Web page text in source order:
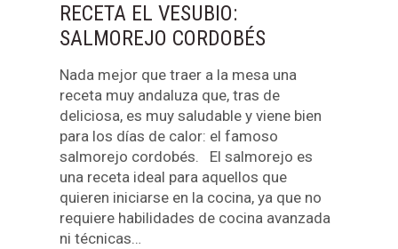
RECETA EL VESUBIO:
SALMOREJO CORDOBÉS
Nada mejor que traer a la mesa una
receta muy andaluza que, tras de
deliciosa, es muy saludable y viene bien
para los días de calor: el famoso
salmorejo cordobés. El salmorejo es
una receta ideal para aquellos que
quieren iniciarse en la cocina, ya que no
requiere habilidades de cocina avanzada
ni técnicas…